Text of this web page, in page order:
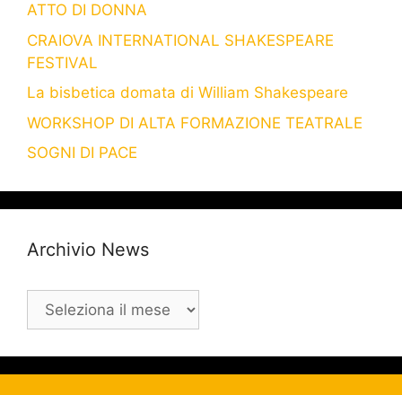
ATTO DI DONNA
CRAIOVA INTERNATIONAL SHAKESPEARE
FESTIVAL
La bisbetica domata di William Shakespeare
WORKSHOP DI ALTA FORMAZIONE TEATRALE
SOGNI DI PACE
Archivio News